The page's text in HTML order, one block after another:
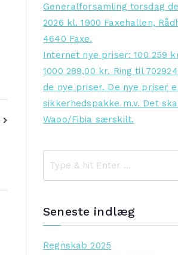
Generalforsamling torsdag
2026 kl. 1900 Faxehallen,
4640 Faxe.
Internet nye priser: 100 259
1000 289,00 kr. Ring til
de nye priser. De nye priser
sikkerhedspakke m.v. Det
Waoo/Fibia særskilt.
Seneste indlæg
Regnskab 2025